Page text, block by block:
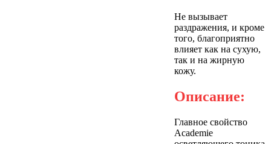
Не вызывает
раздражения, и кроме
того, благоприятно
влияет как на сухую,
так и на жирную
кожу.
Описание:
Главное свойство
Academie